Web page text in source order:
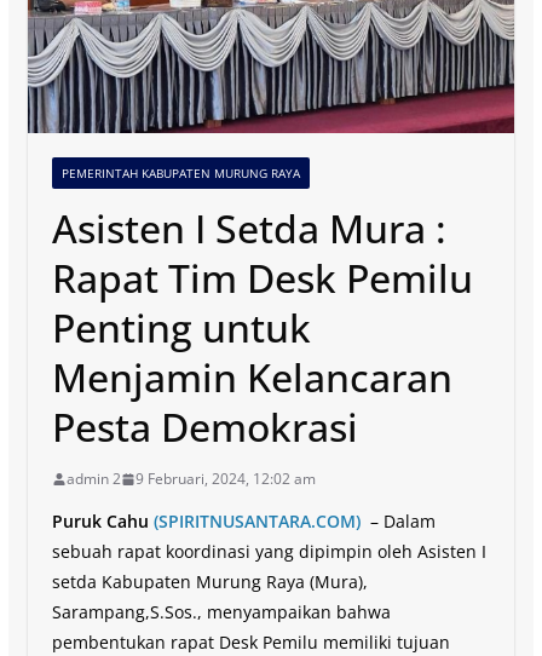
PEMERINTAH KABUPATEN MURUNG RAYA
Asisten I Setda Mura :
Rapat Tim Desk Pemilu
Penting untuk
Menjamin Kelancaran
Pesta Demokrasi
admin 2 9 Februari, 2024, 12:02 am
Puruk Cahu (SPIRITNUSANTARA.COM) – Dalam
sebuah rapat koordinasi yang dipimpin oleh Asisten I
setda Kabupaten Murung Raya (Mura),
Sarampang,S.Sos., menyampaikan bahwa
pembentukan rapat Desk Pemilu memiliki tujuan